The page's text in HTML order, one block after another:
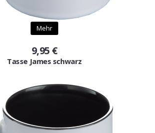
Mehr
9,95 €
Tasse James schwarz